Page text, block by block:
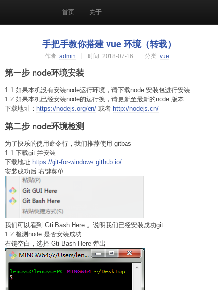
首页 关于
手把手教你搭建 vue 环境（转载）
作者: admin 时间: 2018-07-16 分类: vue
第一步 node环境安装
1.1 如果本机没有安装node运行环境，请下载node 安装包进行安装
1.2 如果本机已经安装node的运行换，请更新至最新的node 版本
下载地址： https://nodejs.org/en/ 或者 http://nodejs.cn/
第二步 node环境检测
为了快乐的使用命令行，我们推荐使用 gitbas
1.1 下载git 并安装
下载地址 https://git-for-windows.github.io/
安装成功后 右键菜单
我们可以看到 Gti Bash Here 。说明我们已经安装成功git
1.2 检测node 是否安装成功
右键空白，选择 Gti Bash Here 弹出